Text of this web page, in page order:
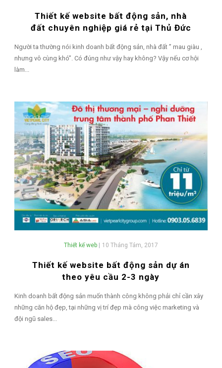
Thiết kế website bất động sản, nhà
đất chuyên nghiệp giá rẻ tại Thủ Đức
Người ta thường nói kinh doanh bất động sản, nhà đất ” mau giàu ,
nhưng vô cùng khó”. Có đúng như vậy hay không? Vậy nếu cơ hội
làm...
Thiết kế web| 10 Tháng Tám, 2017
Thiết kế website bất động sản dự án
theo yêu cầu 2-3 ngày
Kinh doanh bất động sản muốn thành công không phải chỉ cần xây
những căn hộ đẹp, tại những vị trí đẹp mà công việc marketing và
đội ngũ sales...